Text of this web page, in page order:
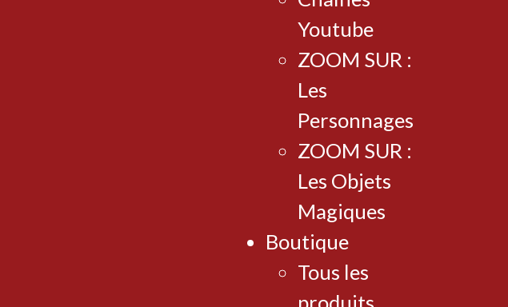
Youtube
ZOOM SUR :
Les
Personnages
ZOOM SUR :
Les Objets
Magiques
Boutique
Tous les
produits